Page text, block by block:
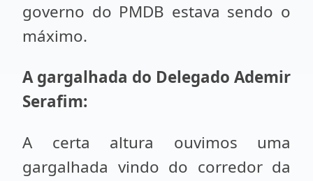
governo do PMDB estava sendo o
máximo.
A gargalhada do Delegado Ademir
Serafim:
A certa altura ouvimos uma
gargalhada vindo do corredor da